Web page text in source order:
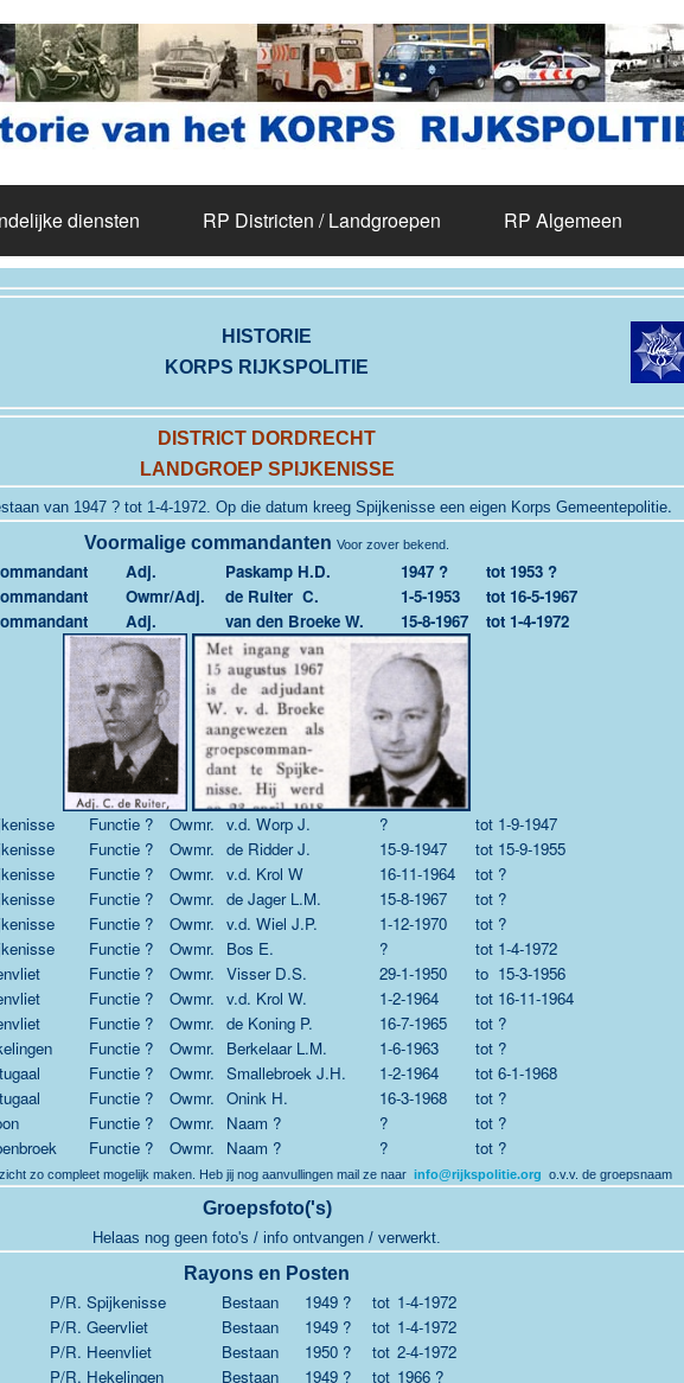
diensten RP Districten / Landgroepen RP Algemeen
HISTORIE
KORPS RIJKSPOLITIE
DISTRICT DORDRECHT
LANDGROEP SPIJKENISSE
van 1947 ? tot 1-4-1972. Op die datum kreeg Spijkenisse een eigen Korps Gemeentepolitie.
Voormalige commandanten Voor zover bekend.
Adj. Paskamp H.D. 1947 ? tot 1953 ?
Owmr/Adj. de Ruiter C. 1-5-1953 tot 16-5-1967
Adj. van den Broeke W. 15-8-1967 tot 1-4-1972
Functie ? Owmr. v.d. Worp J. ? tot 1-9-1947
Functie ? Owmr. de Ridder J. 15-9-1947 tot 15-9-1955
Functie ? Owmr. v.d. Krol W 16-11-1964 tot ?
Functie ? Owmr. de Jager L.M. 15-8-1967 tot ?
Functie ? Owmr. v.d. Wiel J.P. 1-12-1970 tot ?
Functie ? Owmr. Bos E. ? tot 1-4-1972
Functie ? Owmr. Visser D.S. 29-1-1950 to 15-3-1956
Functie ? Owmr. v.d. Krol W. 1-2-1964 tot 16-11-1964
Functie ? Owmr. de Koning P. 16-7-1965 tot ?
Functie ? Owmr. Berkelaar L.M. 1-6-1963 tot ?
Functie ? Owmr. Smallebroek J.H. 1-2-1964 tot 6-1-1968
Functie ? Owmr. Onink H. 16-3-1968 tot ?
Functie ? Owmr. Naam ? ? tot ?
Functie ? Owmr. Naam ? ? tot ?
zo compleet mogelijk maken. Heb jij nog aanvullingen mail ze naar info@rijkspolitie.org o.v.v. de groepsnaam
Groepsfoto('s)
Helaas nog geen foto's / info ontvangen / verwerkt.
Rayons en Posten
P/R. Spijkenisse Bestaan 1949 ? tot 1-4-1972
P/R. Geervliet
Bestaan 1949 ? tot 1-4-1972
P/R. Heenvliet
Bestaan 1950 ? tot 2-4-1972
P/R. Hekelingen
Bestaan 1949 ? tot 1966 ?